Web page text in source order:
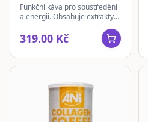
instantní 100g
Funkční káva pro soustředění
a energii. Obsahuje extrakty
Cordyceps, Reishi a
Ashwagandha s L-theaninem.
319.00 Kč